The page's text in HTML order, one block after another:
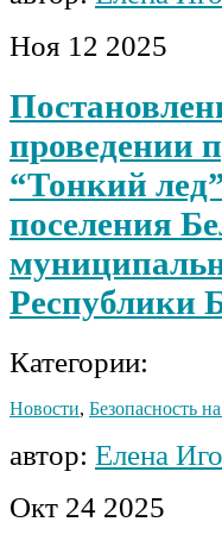
Ноя 12 2025
проведении
“Тонкий
поселения
Республики
Категории:
Новости, Безопасность
автор: Елена
Окт 24 2025